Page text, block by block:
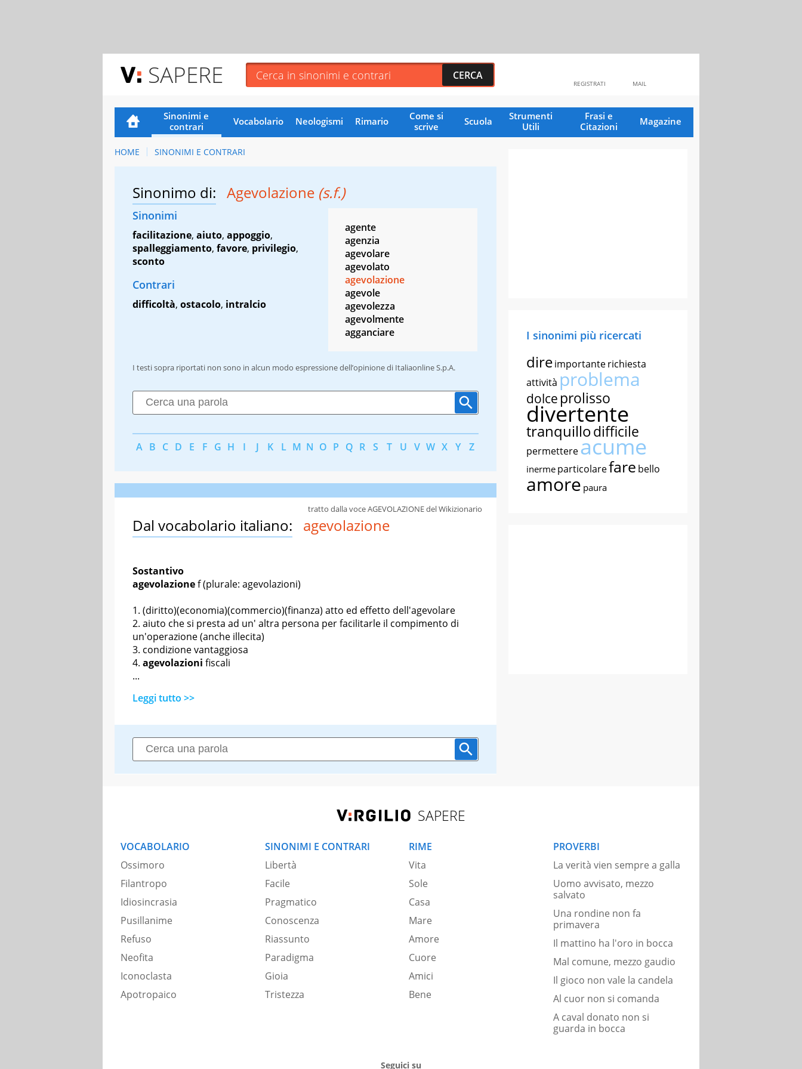
SAPERE MAIL
REGISTRATI
Sinonimi e
contrari
Vocabolario Neologismi Rimario
Come si
scrive
Scuola
Strumenti
Utili
Frasi e
Citazioni
Magazine
HOME SINONIMI E CONTRARI
Sinonimo di: Agevolazione (s.f.)
Sinonimi
facilitazione, aiuto, appoggio,
spalleggiamento, favore, privilegio,
sconto
Contrari
difficoltà, ostacolo, intralcio
agente
agenzia
agevolare
agevolato
agevolazione
agevole
agevolezza
agevolmente
agganciare
I testi sopra riportati non sono in alcun modo espressione dell’opinione di Italiaonline S.p.A.
A B C D E F G H I J K L M N O P Q R S T U V W X Y Z
Dal vocabolario italiano: agevolazione
Sostantivo
agevolazionef(plurale: agevolazioni)
(diritto)(economia)(commercio)(finanza) atto ed effetto dell'agevolare
aiuto che si presta ad un' altra persona per facilitarle il compimento di
un'operazione (anche illecita)
condizione vantaggiosa
agevolazioni fiscali
...
Leggi tutto >>
tratto dalla voce AGEVOLAZIONE del Wikizionario
I sinonimi più ricercati
direimportanterichiesta
attività problema
dolce prolisso
divertente
tranquillodifficile
permettereacume
inerme particolarefare bello
amore paura
SAPERE
VOCABOLARIO
Ossimoro
Filantropo
Idiosincrasia
Pusillanime
Refuso
Neofita
Iconoclasta
Apotropaico
SINONIMI E CONTRARI
Libertà
Facile
Pragmatico
Conoscenza
Riassunto
Paradigma
Gioia
Tristezza
RIME
Vita
Sole
Casa
Mare
Amore
Cuore
Amici
Bene
PROVERBI
La verità vien sempre a galla
Uomo avvisato, mezzo
salvato
Una rondine non fa
primavera
Il mattino ha l'oro in bocca
Mal comune, mezzo gaudio
Il gioco non vale la candela
Al cuor non si comanda
A caval donato non si
guarda in bocca
Seguici su